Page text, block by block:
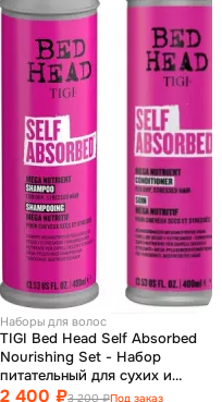
Наборы для волос
TIGI Bed Head Self Absorbed
Nourishing Set - Набор
питательный для сухих и
поврежденных волос
2 400 ₽3 200 ₽Под заказ